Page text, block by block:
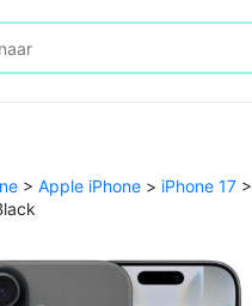
> Apple iPhone > iPhone 17 >